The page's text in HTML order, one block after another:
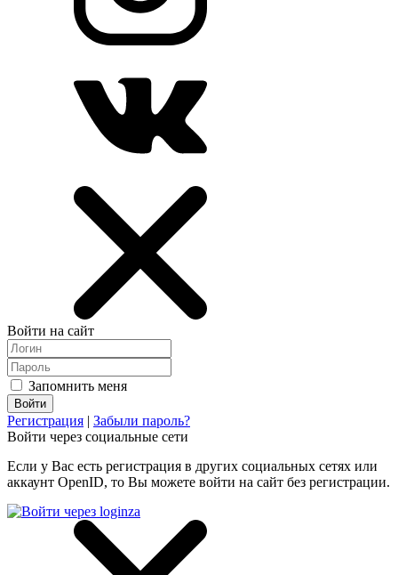
Войти на сайт
Запомнить меня
Регистрация | Забыли пароль?
Войти через социальные сети
Если у Вас есть регистрация в других социальных сетях или
аккаунт OpenID, то Вы можете войти на сайт без регистрации.